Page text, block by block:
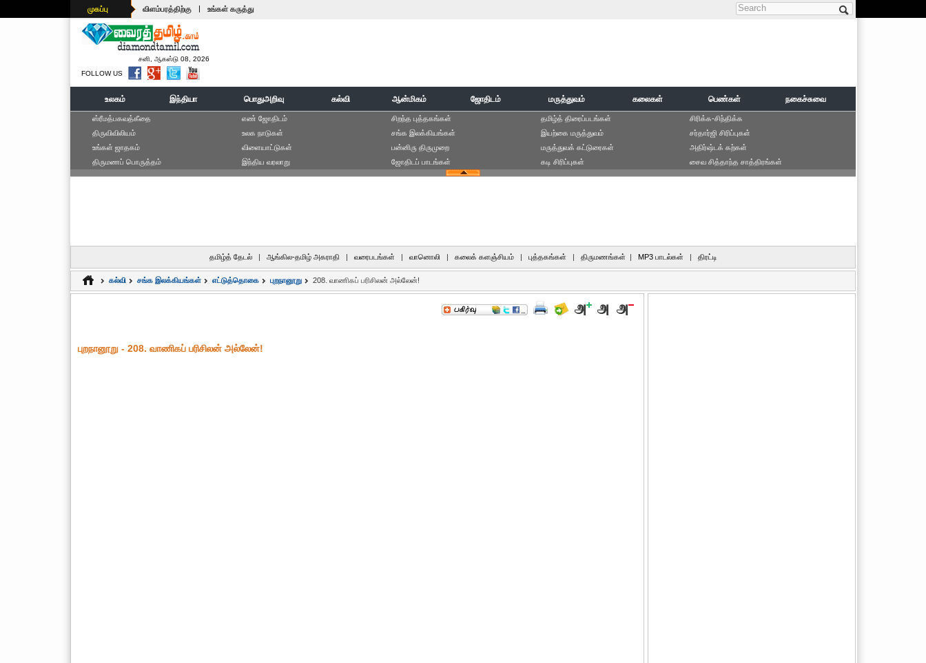
முகப்பு விளம்பரத்திற்கு | உங்கள் கருத்து Search form
சனி, ஆகஸ்டு 08, 2026
FOLLOW US
உலகம் இந்தியா பொதுஅறிவு கல்வி ஆன்மிகம் ஜோதிடம் மருத்துவம் கலைகள் பெண்கள் நகைச்சுவை
ஸ்ரீமத்பகவத்கீதை
திருவிவிலியம்
உங்கள் ஜாதகம்
திருமணப் பொருத்தம்
எ‌ண் ஜோ‌திட‌ம்
உலக நாடுகள்
விளையாட்டுகள்
இந்திய வரலாறு
சிறந்த புத்தகங்கள்
சங்க இலக்கியங்கள்
பன்னிரு திருமுறை
ஜோதிடப் பாடங்கள்
தமிழ்த் திரைப்படங்கள்
இயற்கை மருத்துவம்
மருத்துவக் கட்டுரைகள்
கடி சிரிப்புகள்
சிரிக்க-சிந்திக்க
சர்தார்ஜி சிரிப்புகள்
அதிர்ஷ்டக் கற்கள்
சைவ சித்தாந்த சாத்திரங்கள்
தமிழ்த் தேடல் | ஆங்கில-தமிழ் அகராதி | வரைபடங்கள் | வானொலி | கலைக் களஞ்சியம் | புத்தகங்கள் | திருமணங்கள் | MP3 பாடல்கள் | திரட்டி
கல்வி சங்க இலக்கியங்கள் எட்டுத்தொகை புறநானூறு 208. வாணிகப் பரிசிலன் அல்லேன்!
புறநானூறு - 208. வாணிகப் பரிசிலன் அல்லேன்!